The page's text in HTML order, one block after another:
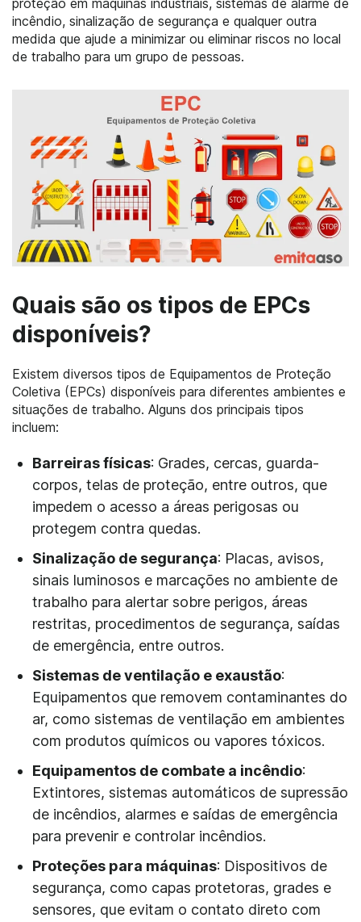
incêndio, sinalização de segurança e qualquer outra
medida que ajude a minimizar ou eliminar riscos no local
de trabalho para um grupo de pessoas.
Quais são os tipos de EPCs
disponíveis?
Existem diversos tipos de Equipamentos de Proteção
Coletiva (EPCs) disponíveis para diferentes ambientes e
situações de trabalho. Alguns dos principais tipos
incluem:
Barreiras físicas: Grades, cercas, guarda-
corpos, telas de proteção, entre outros, que
impedem o acesso a áreas perigosas ou
protegem contra quedas.
Sinalização de segurança: Placas, avisos,
sinais luminosos e marcações no ambiente de
trabalho para alertar sobre perigos, áreas
restritas, procedimentos de segurança, saídas
de emergência, entre outros.
Sistemas de ventilação e exaustão:
Equipamentos que removem contaminantes do
ar, como sistemas de ventilação em ambientes
com produtos químicos ou vapores tóxicos.
Equipamentos de combate a incêndio:
Extintores, sistemas automáticos de supressão
de incêndios, alarmes e saídas de emergência
para prevenir e controlar incêndios.
Proteções para máquinas: Dispositivos de
segurança, como capas protetoras, grades e
sensores, que evitam o contato direto com